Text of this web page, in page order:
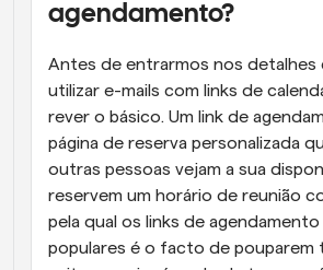
agendamento?
Antes de entrarmos nos detalhes
utilizar e-mails com links de
rever o básico. Um link de
página de reserva personalizada
outras pessoas vejam a sua
reservem um horário de reunião
pela qual os links de
populares é o facto de pouparem